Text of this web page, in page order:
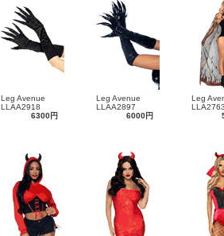
Leg Avenue
LLAA2918
6300円
Leg Avenue
LLAA2897
6000円
Leg